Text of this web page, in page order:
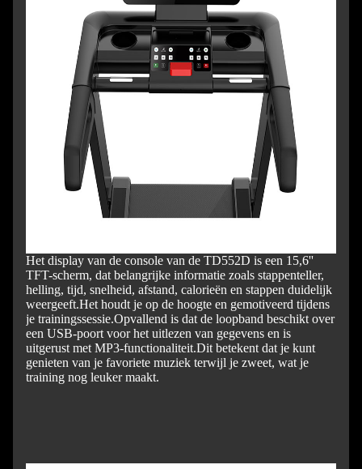
Het display van de console van de TD552D is een 15,6''
TFT-scherm, dat belangrijke informatie zoals stappenteller,
helling, tijd, snelheid, afstand, calorieën en stappen duidelijk
weergeeft.Het houdt je op de hoogte en gemotiveerd tijdens
je trainingssessie.Opvallend is dat de loopband beschikt over
een USB-poort voor het uitlezen van gegevens en is
uitgerust met MP3-functionaliteit.Dit betekent dat je kunt
genieten van je favoriete muziek terwijl je zweet, wat je
training nog leuker maakt.